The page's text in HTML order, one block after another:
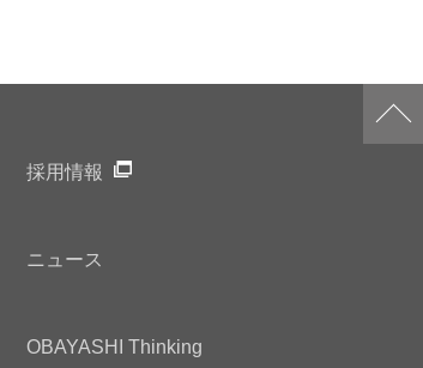
採用情報
ニュース
OBAYASHI Thinking